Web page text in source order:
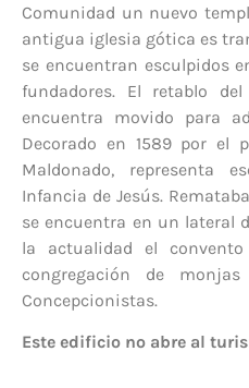
Comunidad un nuevo
antigua iglesia gótica es
se encuentran esculpidos
fundadores. El retablo
encuentra movido para
Decorado en 1589 por el
Maldonado, representa
Infancia de Jesús.
se encuentra en un lateral
la actualidad el
congregación de
Concepcionistas.
Este edificio no abre al